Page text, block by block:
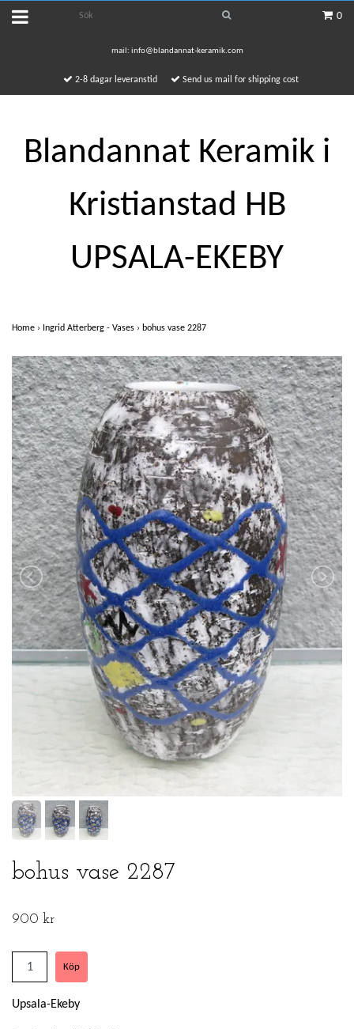
0
mail: info@blandannat-keramik.com
2-8 dagar leveranstid Send us mail for shipping cost
Blandannat Keramik i
Kristianstad HB
UPSALA-EKEBY
Home › Ingrid Atterberg - Vases › bohus vase 2287
bohus vase 2287
900 kr
Upsala-Ekeby